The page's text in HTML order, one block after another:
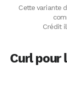
Cette variante
Crédit
Curl pour